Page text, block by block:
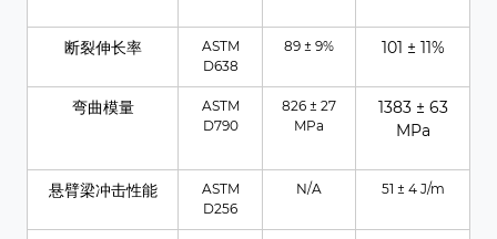
断裂伸长率
ASTM
D638
89 ± 9% 101 ± 11%
弯曲模量
ASTM
D790
826 ± 27
MPa
1383 ± 63
MPa
悬臂梁冲击性能
ASTM
D256
N/A 51 ± 4 J/m